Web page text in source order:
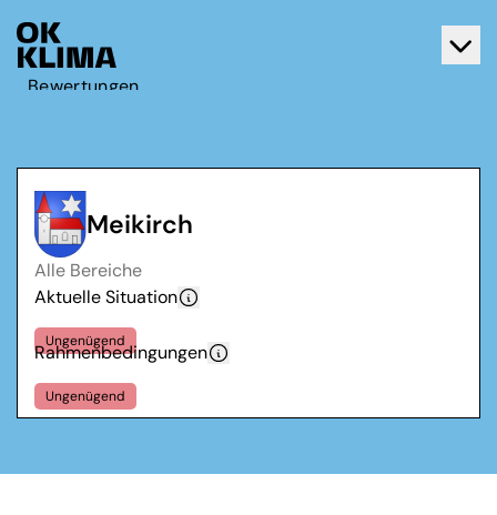
Bewertungen
Kontakt
Deutsch
Français
Meikirch
Alle Bereiche
Aktuelle Situation
Ungenügend
Rahmenbedingungen
Ungenügend